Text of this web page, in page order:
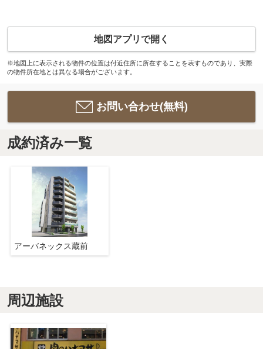
地図アプリで開く
※地図上に表示される物件の位置は付近住所に所在することを表すものであり、実際
の物件所在地とは異なる場合がございます。
お問い合わせ(無料)
成約済み一覧
アーバネックス蔵前
周辺施設